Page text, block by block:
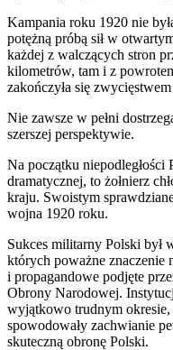
Kampania roku 1920 nie
potężną próbą sił w
każdej z walczących stron
kilometrów, tam i z
zakończyła się
Nie zawsze w pełni
szerszej perspektywie.
Na początku
dramatycznej, to żołnierz
kraju. Swoistym
wojna 1920 roku.
Sukces militarny Polski był
których poważne znaczenie
i propagandowe podjęte
Obrony Narodowej.
wyjątkowo trudnym
spowodowały zachwianie
skuteczną obronę Polski.